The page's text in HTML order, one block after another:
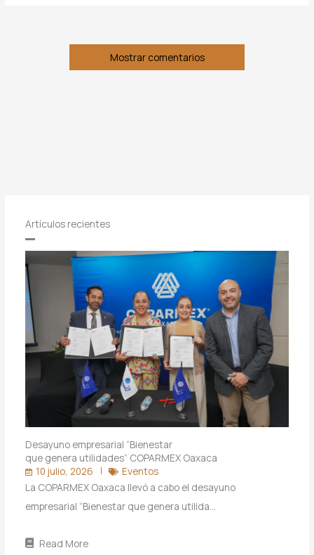
Mostrar comentarios
Artículos recientes
Desayuno empresarial “Bienestar
que genera utilidades” COPARMEX Oaxaca
10 julio, 2026
Eventos
La COPARMEX Oaxaca llevó a cabo el desayuno
empresarial “Bienestar que genera utilida…
Read More